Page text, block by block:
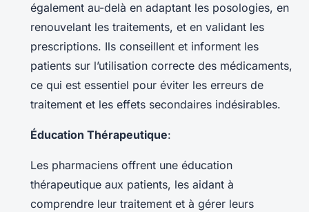
également au-delà en adaptant les posologies, en
renouvelant les traitements, et en validant les
prescriptions. Ils conseillent et informent les
patients sur l’utilisation correcte des médicaments,
ce qui est essentiel pour éviter les erreurs de
traitement et les effets secondaires indésirables.
Éducation Thérapeutique:
Les pharmaciens offrent une éducation
thérapeutique aux patients, les aidant à
comprendre leur traitement et à gérer leurs